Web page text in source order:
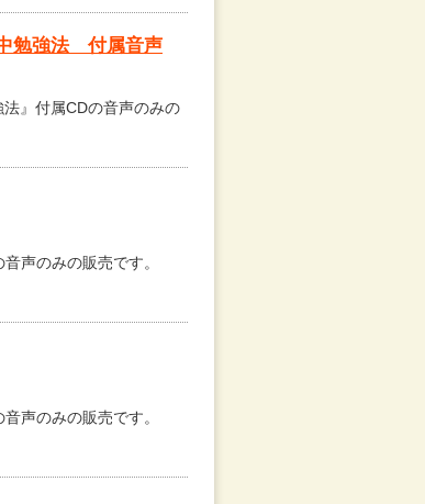
勉強法 付属音声
』付属CDの音声のみの
声のみの販売です。
声のみの販売です。